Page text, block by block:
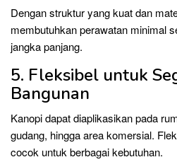
Dengan struktur yang kuat dan
membutuhkan perawatan minimal
jangka panjang.
5. Fleksibel untuk
Bangunan
Kanopi dapat diaplikasikan pada
gudang, hingga area komersial.
cocok untuk berbagai kebutuhan.